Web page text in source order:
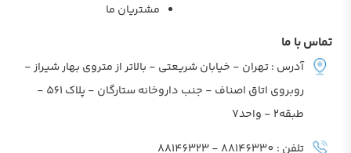
مشتریان ما
تماس با ما
آدرس : تهران - خیابان شریعتی - بالاتر از متروی بهار شیراز -
روبروی اتاق اصناف - جنب داروخانه ستارگان - پلاک 561 -
طبقه2 - واحد7
تلفن : 88146330 - 88146323